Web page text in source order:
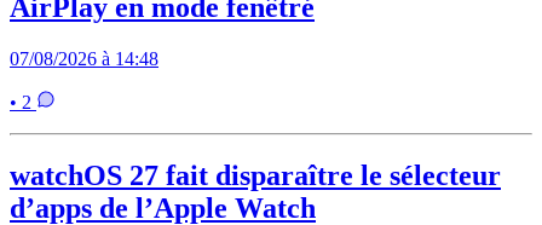
AirPlay en mode fenêtré
07/08/2026 à 14:48
• 2
watchOS 27 fait disparaître le sélecteur
d’apps de l’Apple Watch